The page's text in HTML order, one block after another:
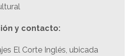
y contacto:
El Corte Inglés, ubicada